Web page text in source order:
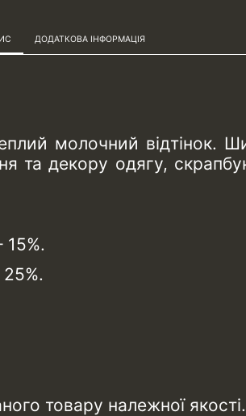
ДОДАТКОВА ІНФОРМАЦІЯ
молочний відтінок.
декору одягу,
15%.
товару належної якості.